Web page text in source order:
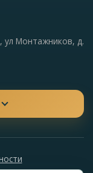
ул Монтажников, д.